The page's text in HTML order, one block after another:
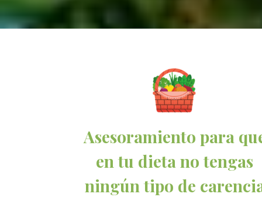
Asesoramiento para
en tu dieta no tengas
ningún tipo de